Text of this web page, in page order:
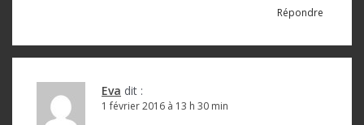
Répondre
Eva dit :
1 février 2016 à 13 h 30 min